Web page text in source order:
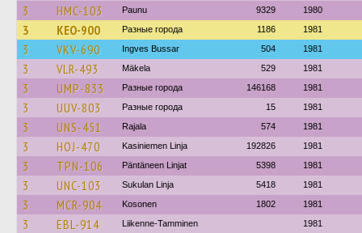
3 HMC-103 Paunu 9329 1980
3 KEO-900 Разные города 1186 1981
3 VKV-690 Ingves Bussar 504 1981
3 VLR-493 Mäkela 529 1981
3 UMP-833 Разные города 146168 1981
3 UUV-803 Разные города 15 1981
3 UNS-451 Rajala 574 1981
3 HOJ-470 Kasiniemen Linja 192826 1981
3 TPN-106 Päntäneen Linjat 5398 1981
3 UNC-103 Sukulan Linja 5418 1981
3 MCR-904 Kosonen 1802 1981
3 EBL-914 Liikenne-Tamminen 1981